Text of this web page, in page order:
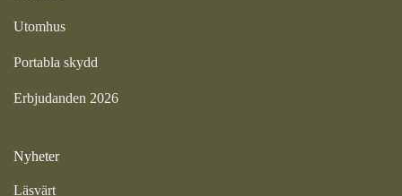
Utomhus
Portabla skydd
Erbjudanden 2026
Nyheter
Läsvärt